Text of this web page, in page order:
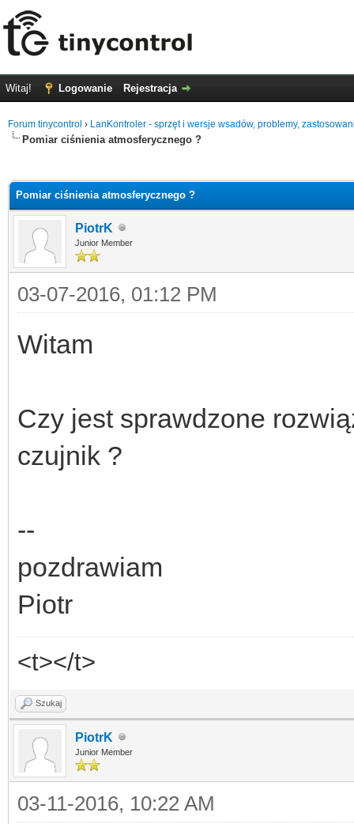
Witaj! Logowanie Rejestracja
Forum tinycontrol › LanKontroler - sprzęt i wersje wsadów, problemy,
Pomiar ciśnienia atmosferycznego ?
Pomiar ciśnienia atmosferycznego ?
PiotrK
Junior Member
03-07-2016, 01:12 PM
Witam
Czy jest sprawdzone
czujnik ?
--
pozdrawiam
Piotr
<t></t>
Szukaj
PiotrK
Junior Member
03-11-2016, 10:22 AM